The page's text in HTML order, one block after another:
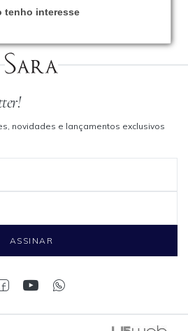
tenho interesse
novidades e lançamentos exclusivos
ASSINAR